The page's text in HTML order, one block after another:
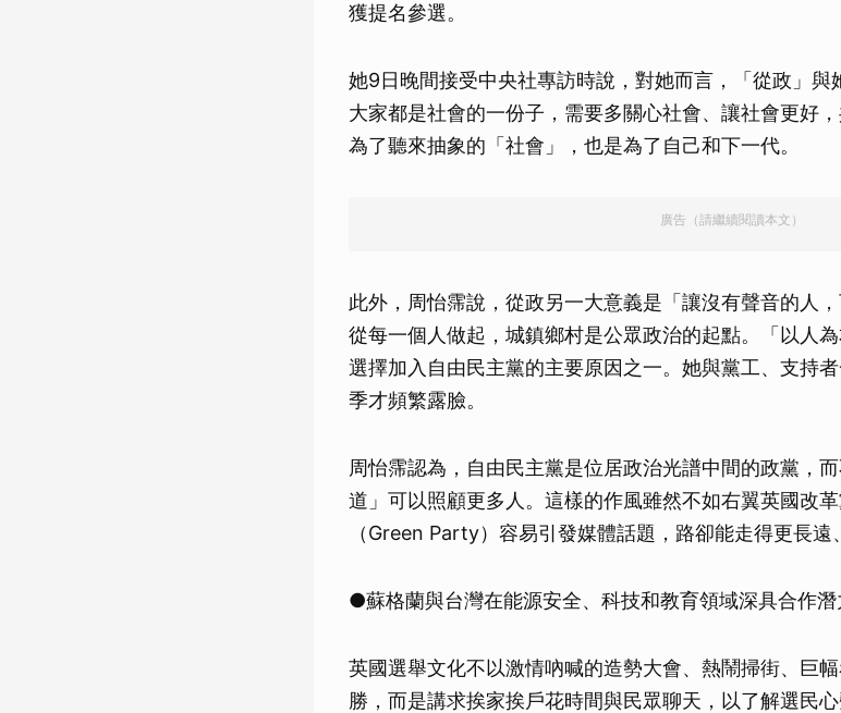
獲提名參選。
她9日晚間接受中央社專訪時說，對她而言，「從政」與
大家都是社會的一份子，需要多關心社會、讓社會更好
為了聽來抽象的「社會」，也是為了自己和下一代。
廣告（請繼續閱讀本文）
此外，周怡霈說，從政另一大意義是「讓沒有聲音的人
從每一個人做起，城鎮鄉村是公眾政治的起點。「以人
選擇加入自由民主黨的主要原因之一。她與黨工、支持
季才頻繁露臉。
周怡霈認為，自由民主黨是位居政治光譜中間的政黨，
道」可以照顧更多人。這樣的作風雖然不如右翼英國改
（Green Party）容易引發媒體話題，路卻能走得更長遠
●蘇格蘭與台灣在能源安全、科技和教育領域深具合作潛
英國選舉文化不以激情吶喊的造勢大會、熱鬧掃街、巨
勝，而是講求挨家挨戶花時間與民眾聊天，以了解選民心
取消